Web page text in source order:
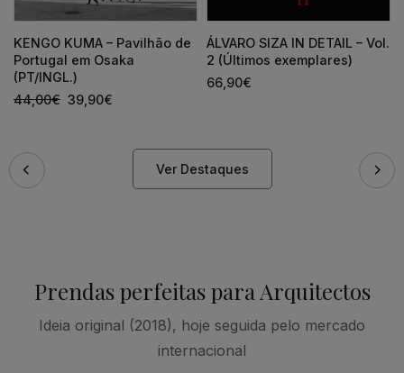
KENGO KUMA – Pavilhão de
Portugal em Osaka
(PT/INGL.)
44,00€ 39,90€
ÁLVARO SIZA IN DETAIL – Vol.
2 (Últimos exemplares)
66,90€
Ver Destaques
Prendas perfeitas para Arquitectos
Ideia original (2018), hoje seguida pelo mercado
internacional